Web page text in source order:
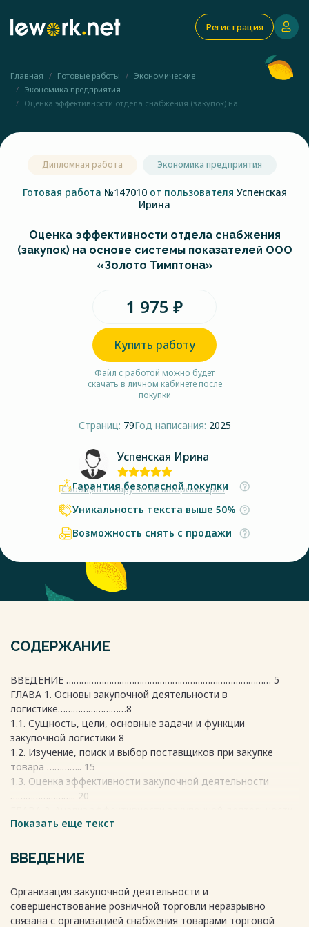
Регистрация
Главная Готовые работы
Экономические
Экономика предприятия
Оценка эффективности отдела снабжения (закупок) на...
Дипломная работа Экономика предприятия
Готовая работа №147010 от пользователя Успенская
Ирина
Оценка эффективности отдела снабжения
(закупок) на основе системы показателей ООО
«Золото Тимптона»
1 975 ₽
Купить работу
Файл с работой можно будет
скачать в личном кабинете после
покупки
Страниц: 79Год написания: 2025
Успенская Ирина
Сообщить о нарушении авторских прав
Гарантия безопасной покупки
Уникальность текста выше 50%
Возможность снять с продажи
СОДЕРЖАНИЕ
ВВЕДЕНИЕ ……………………………………………………………………… 5
ГЛАВА 1. Основы закупочной деятельности в
логистике………………………8
1.1. Сущность, цели, основные задачи и функции
закупочной логистики 8
1.2. Изучение, поиск и выбор поставщиков при закупке
товара ………….. 15
1.3. Оценка эффективности закупочной деятельности
…………………….. 20
ООО «Золото Тимптона»
2.1. Организационно-экономическая характеристика
предприятия ………. 33
деятельности………………. 36
2.3. Анализ эффективности управления снабжением ООО
Показать еще текст
ВВЕДЕНИЕ
Организация закупочной деятельности и
совершенствование розничной торговли неразрывно
связана с организацией снабжения товарами торговой